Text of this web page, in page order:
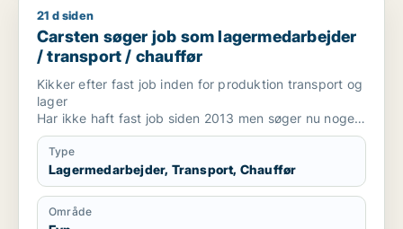
Carsten søger job som lagermedarbejder / transport /
21 d siden
Carsten søger job som lagermedarbejder
/ transport / chauffør
Kikker efter fast job inden for produktion transport og
lager
Har ikke haft fast job siden 2013 men søger nu noget
mere stabilt arbejde under ordnede forhold
Type
Lagermedarbejder, Transport, Chauffør
Område